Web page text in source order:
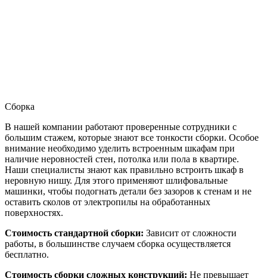
Сборка
В нашей компании работают проверенные сотрудники с
большим стажем, которые знают все тонкости сборки. Особое
внимание необходимо уделить встроенным шкафам при
наличие неровностей стен, потолка или пола в квартире.
Наши специалисты знают как правильно встроить шкаф в
неровную нишу. Для этого применяют шлифовальные
машинки, чтобы подогнать детали без зазоров к стенам и не
оставить сколов от электропилы на обработанных
поверхностях.
Стоимость стандартной сборки: Зависит от сложности
работы, в большинстве случаем сборка осуществляется
бесплатно.
Стоимость сборки сложных конструкций: Не превышает